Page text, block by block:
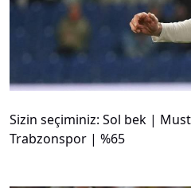
Sizin seçiminiz: Sol bek |
Trabzonspor | %65